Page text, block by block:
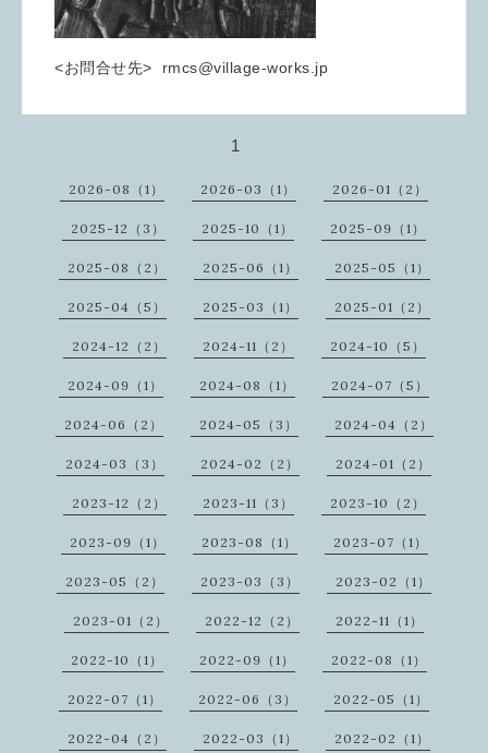
<お問合せ先> rmcs@village-works.jp
1
2026-08（1） 2026-03（1） 2026-01（2）
2025-12（3） 2025-10（1） 2025-09（1）
2025-08（2） 2025-06（1） 2025-05（1）
2025-04（5） 2025-03（1） 2025-01（2）
2024-12（2） 2024-11（2） 2024-10（5）
2024-09（1） 2024-08（1） 2024-07（5）
2024-06（2） 2024-05（3） 2024-04（2）
2024-03（3） 2024-02（2） 2024-01（2）
2023-12（2） 2023-11（3） 2023-10（2）
2023-09（1） 2023-08（1） 2023-07（1）
2023-05（2） 2023-03（3） 2023-02（1）
2023-01（2） 2022-12（2） 2022-11（1）
2022-10（1） 2022-09（1） 2022-08（1）
2022-07（1） 2022-06（3） 2022-05（1）
2022-04（2） 2022-03（1） 2022-02（1）